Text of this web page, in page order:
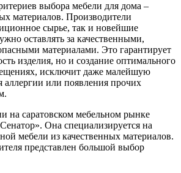
выбора мебели для дома –
материалов. Производители
сырье, так и новейшие
оставлять за качественными,
материалами. Это гарантирует
изделия, но и создание оптимального
исключит даже малейшую
аллергии или появления прочих
на саратовском мебельном рынке
Она специализируется на
мебели из качественных материалов.
представлен большой выбор